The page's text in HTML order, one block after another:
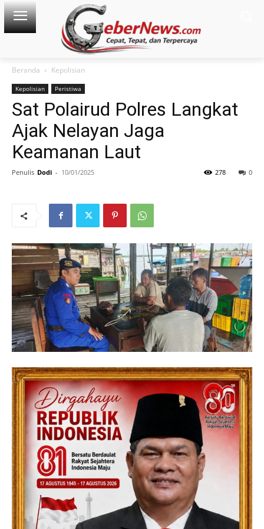
Beranda Kepolisian
Kepolisian Peristiwa
Sat Polairud Polres Langkat
Ajak Nelayan Jaga
Keamanan Laut
Penulis Dodi - 10/01/2025 0
278